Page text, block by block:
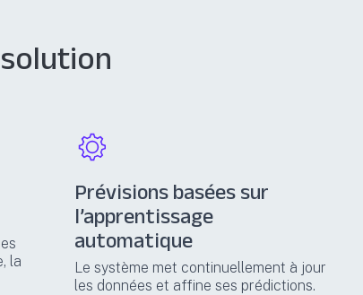
la
Prévisions basées sur
l’apprentissage
automatique
Le système met continuellement à jour
les données et affine ses prédictions.